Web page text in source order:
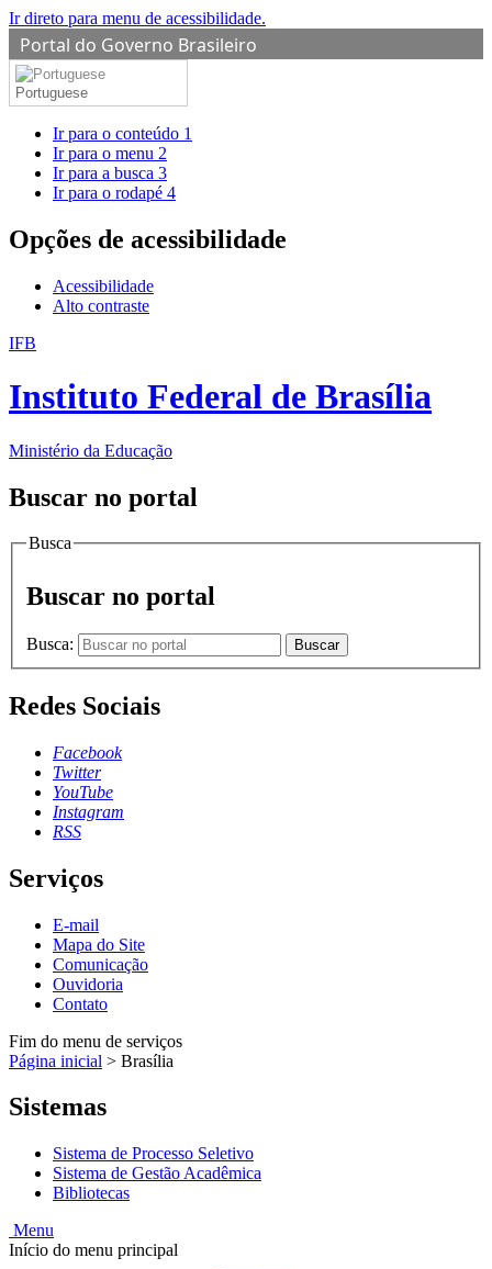
Ir direto para menu de acessibilidade.
Portal do Governo Brasileiro
Portuguese
Ir para o conteúdo 1
Ir para o menu 2
Ir para a busca 3
Ir para o rodapé 4
Opções de acessibilidade
Acessibilidade
Alto contraste
IFB
Instituto Federal de Brasília
Ministério da Educação
Buscar no portal
Busca
Buscar no portal
Busca: Buscar
Redes Sociais
Facebook
Twitter
YouTube
Instagram
RSS
Serviços
E-mail
Mapa do Site
Comunicação
Ouvidoria
Contato
Fim do menu de serviços
Página inicial > Brasília
Sistemas
Sistema de Processo Seletivo
Sistema de Gestão Acadêmica
Bibliotecas
Menu
Início do menu principal